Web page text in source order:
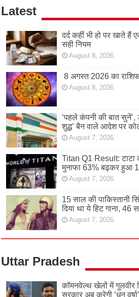
Latest
दर्द कहीं भी हो पर खाते
सही नियम
August 8, 2026
8 अगस्त 2026 का
August 8, 2026
‘पहले कंपनी की बात
शुद्ध’ बैन वाले आदेश पर
August 7, 2026
Titan Q1 Result: टाटा
मुनाफा 63% बढ़कर हुआ
August 7, 2026
15 साल की पाकिस्तानी
दिया था ये हिट गाना, 46
August 7, 2026
Uttar Pradesh
कॉमनवेल्थ खेलों में गुलवीर
सरकार अब करेगी ‘धन